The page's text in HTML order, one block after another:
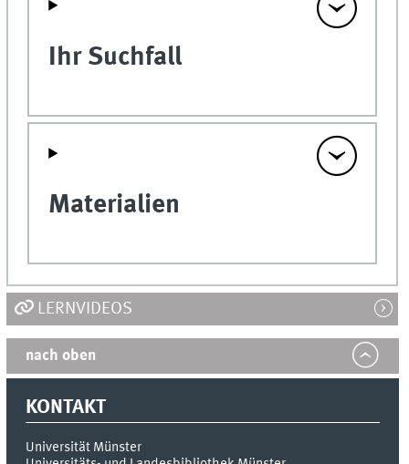
Ihr Suchfall
Materialien
LERNVIDEOS
nach oben
KONTAKT
Universität Münster